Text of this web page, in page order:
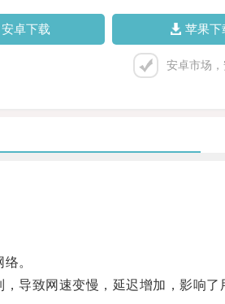
安卓下载 苹果下
安卓市场
。
致网速变慢，延迟增加，影响了